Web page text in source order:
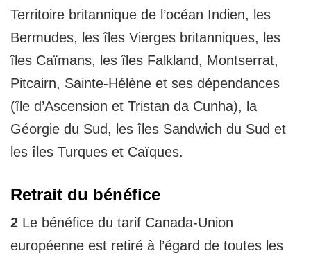
Territoire britannique de l’océan Indien, les
Bermudes, les îles Vierges britanniques, les
îles Caïmans, les îles Falkland, Montserrat,
Pitcairn, Sainte-Hélène et ses dépendances
(île d’Ascension et Tristan da Cunha), la
Géorgie du Sud, les îles Sandwich du Sud et
les îles Turques et Caïques.
Retrait du bénéfice
2 Le bénéfice du tarif Canada-Union
européenne est retiré à l’égard de toutes les